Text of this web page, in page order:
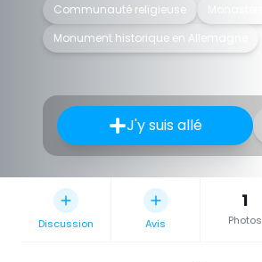
Communauté religieuse
Monument historique en Allemagne
J'y suis allé
Discussion Avis
1
Photos